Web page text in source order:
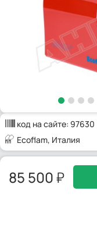
код на сайте: 97630
Ecoflam, Италия
85 500